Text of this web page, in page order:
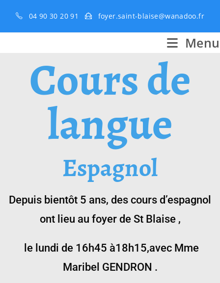
04 90 30 20 91 foyer.saint-blaise@wanadoo.fr
Menu
Cours de
langue
Espagnol
Depuis bientôt 5 ans, des cours d’espagnol
ont lieu au foyer de St Blaise ,
le lundi de 16h45 à18h15,avec Mme
Maribel GENDRON .